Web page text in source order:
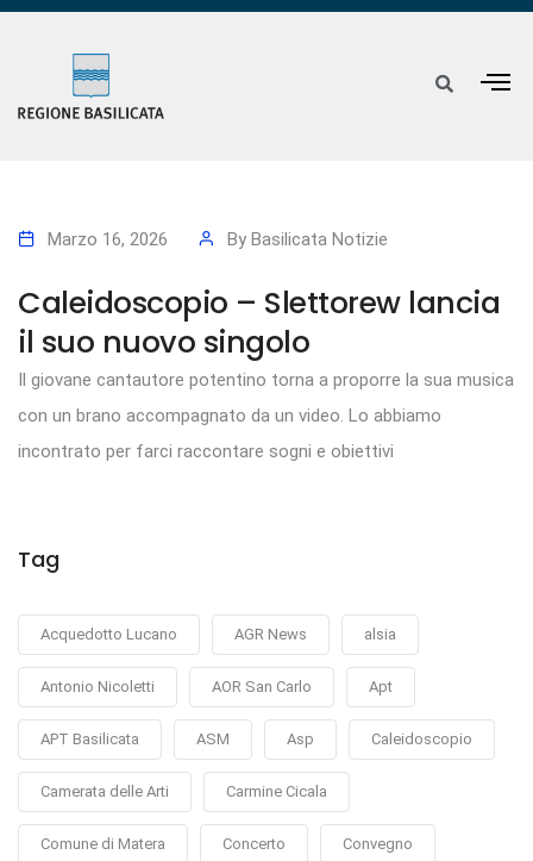
Marzo 16, 2026 By Basilicata Notizie
Caleidoscopio – Slettorew lancia
il suo nuovo singolo
Il giovane cantautore potentino torna a proporre la sua musica
con un brano accompagnato da un video. Lo abbiamo
incontrato per farci raccontare sogni e obiettivi
Tag
Acquedotto Lucano AGR News alsia
Antonio Nicoletti AOR San Carlo Apt
APT Basilicata ASM Asp Caleidoscopio
Camerata delle Arti Carmine Cicala
Comune di Matera Concerto Convegno